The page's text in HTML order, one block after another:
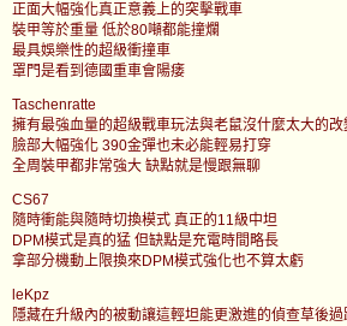
正面大幅強化真正意義上的突擊戰車
裝甲等於重量 低於80噸都能撞爛
最具娛樂性的超級衝撞車
罩門是看到德國重車會陽痿
Taschenratte
擁有最強血量的超級戰車玩法與老鼠沒什麼太大的改
臉部大幅強化 390金彈也未必能輕易打穿
全周裝甲都非常強大 缺點就是慢跟無聊
CS67
隨時衝能與隨時切換模式 真正的11級中坦
DPM模式是真的猛 但缺點是充電時間略長
拿部分機動上限換來DPM模式強化也不算太虧
leKpz
隱藏在升級內的被動讓這輕坦能更激進的偵查草後